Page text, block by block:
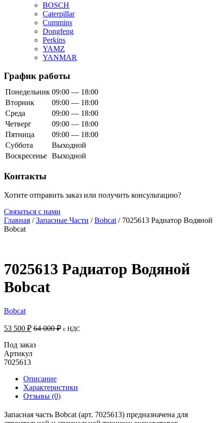
BOSCH
Caterpillar
Cummins
Dongfeng
Perkins
YAMZ
YANMAR
График работы
Понедельник 09:00 — 18:00
Вторник
09:00 — 18:00
Среда
09:00 — 18:00
Четверг
09:00 — 18:00
Пятница
09:00 — 18:00
Суббота
Выходной
Воскресенье Выходной
Контакты
Хотите отправить заказ или получить консультацию?
Связаться с нами
Главная /Запасные Части /Bobcat / 7025613 Радиатор Водяной
Bobcat
7025613 Радиатор Водяной
Bobcat
Bobcat
53 500 ₽ 64 000₽ с НДС
Под заказ
Артикул
7025613
Описание
Характеристики
Отзывы (0)
Запасная часть Bobcat (арт. 7025613) предназначена для